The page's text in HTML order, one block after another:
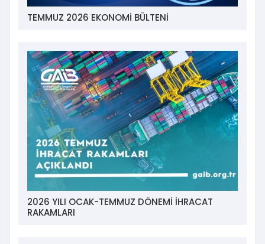
TEMMUZ 2026 EKONOMİ BÜLTENİ
2026 YILI OCAK-TEMMUZ DÖNEMİ İHRACAT
RAKAMLARI